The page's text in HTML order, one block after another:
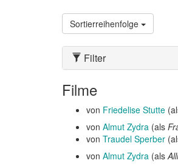
Sortierreihenfolge
Filter
Filme
von Friedelise Stutte
von Almut Zydra (als
von Traudel Sperber
von Almut Zydra (als